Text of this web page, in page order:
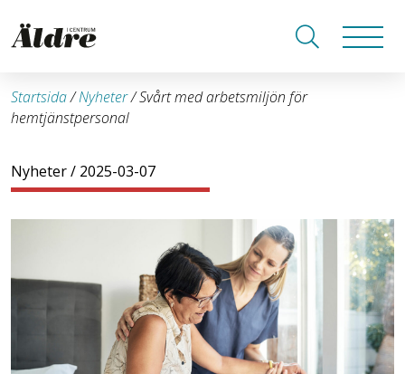
Startsida/Nyheter/Svårt med arbetsmiljön för
hemtjänstpersonal
Nyheter/ 2025-03-07